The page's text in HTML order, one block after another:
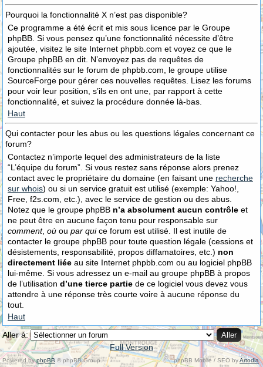
Pourquoi la fonctionnalité X n’est pas disponible?
Ce programme a été écrit et mis sous licence par le Groupe
phpBB. Si vous pensez qu’une fonctionnalité nécessite d’être
ajoutée, visitez le site Internet phpbb.com et voyez ce que le
Groupe phpBB en dit. N’envoyez pas de requêtes de
fonctionnalités sur le forum de phpbb.com, le groupe utilise
SourceForge pour gérer ces nouvelles requêtes. Lisez les forums
pour voir leur position, s’ils en ont une, par rapport à cette
fonctionnalité, et suivez la procédure donnée là-bas.
Haut
Qui contacter pour les abus ou les questions légales concernant ce
forum?
Contactez n’importe lequel des administrateurs de la liste
“L’équipe du forum”. Si vous restez sans réponse alors prenez
contact avec le propriétaire du domaine (en faisant une recherche
sur whois) ou si un service gratuit est utilisé (exemple: Yahoo!,
Free, f2s.com, etc.), avec le service de gestion ou des abus.
Notez que le groupe phpBB n’a absolument aucun contrôle et
ne peut être en aucune façon tenu pour responsable sur
comment, où ou par quice forum est utilisé. Il est inutile de
contacter le groupe phpBB pour toute question légale (cessions et
désistements, responsabilité, propos diffamatoires, etc.) non
directement liée au site Internet phpbb.com ou au logiciel phpBB
lui-même. Si vous adressez un e-mail au groupe phpBB à propos
de l’utilisation d’une tierce partie de ce logiciel vous devez vous
attendre à une réponse très courte voire à aucune réponse du
tout.
Haut
Aller à:
Full Version
Powered byphpBB © phpBB Group. phpBB Mobile / SEO byArtodia.